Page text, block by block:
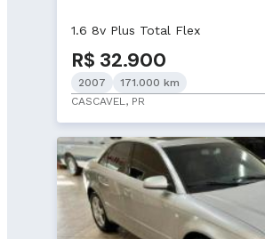
1.6 8v Plus Total Flex
R$ 32.900
2007
171.000 km
CASCAVEL, PR